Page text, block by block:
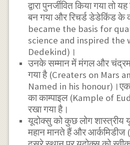
द्वारा पुनर्जीवित किया गया तो
बन गया और रिचर्ड डेडेकिंड के
became the basis for
science and inspired the
Dedekind)।
उनके सम्मान में मंगल और
गया है (Creaters on Mars
Named in his
का काम्पाइल (Kample of
रखा गया है।
यूदोक्सु को कुछ लोग शास्त्रीय
महान मानते हैं और